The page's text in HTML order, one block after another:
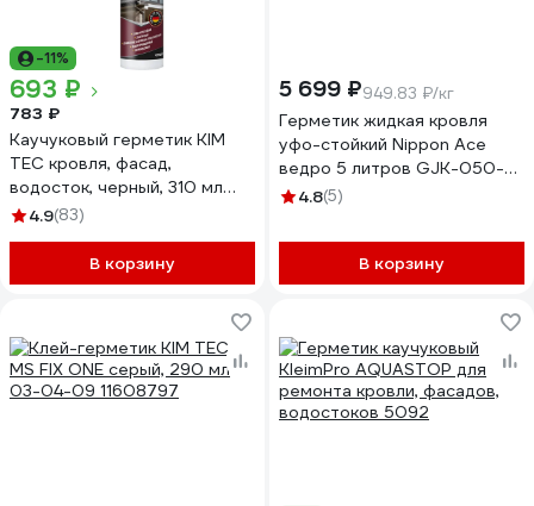
-11%
693 ₽
783 ₽
Каучуковый герметик KIM
TEC кровля, фасад,
водосток, черный, 310 мл
02-05-84
4.9(83)
В корзину
5 699 ₽949.83 ₽/кг
Герметик жидкая кровля
уфо-стойкий Nippon Ace
ведро 5 литров GJK-050-
3754.8(5)
В корзину